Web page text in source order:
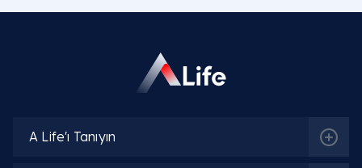
A Life'ı Tanıyın